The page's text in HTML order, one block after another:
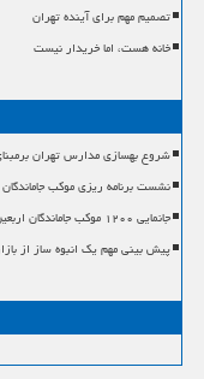
تصمیم مهم برای آینده تهران
خانه هست، اما خریدار نیست
شروع بهسازی مدارس تهران
نشست برنامه ریزی موکب
جانمایی ۱۲۰۰ موکب جاماندگان اربعین به انتها رسید
پیش بینی مهم یک انبوه ساز از